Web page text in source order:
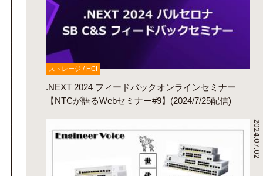
ストレージ / HCI
.NEXT 2024 フィードバックオンラインセミナー
【NTCが語るWebセミナー#9】(2024/7/25配信)
2024.07.02